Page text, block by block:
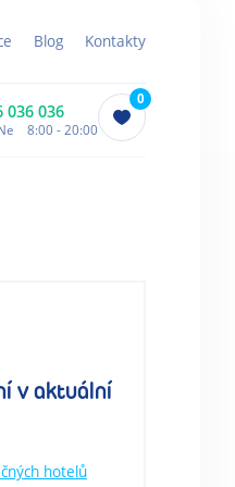
Blog Kontakty
036 036
8:00 - 20:00
0
v aktuální
hotelů